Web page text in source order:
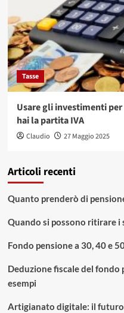
Tasse
Usare gli investimenti
hai la partita IVA
Claudio 27 Maggio 2025
Articoli recenti
Quanto prenderò di
Quando si possono ritirare i
Fondo pensione a 30, 40 e
Deduzione fiscale del fondo
esempi
Artigianato digitale: il